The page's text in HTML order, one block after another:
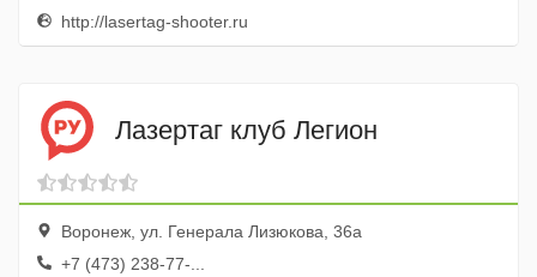
http://lasertag-shooter.ru
Лазертаг клуб Легион
Воронеж, ул. Генерала Лизюкова, 36а
+7 (473) 238-77-...